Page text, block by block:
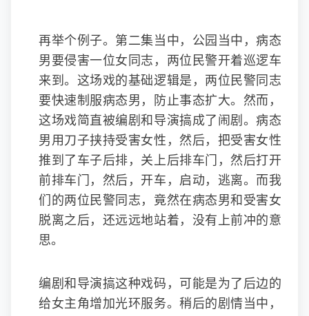
再举个例子。第二集当中，公园当中，病态
男要侵害一位女同志，两位民警开着巡逻车
来到。这场戏的基础逻辑是，两位民警同志
要快速制服病态男，防止事态扩大。然而，
这场戏简直被编剧和导演搞成了闹剧。病态
男用刀子挟持受害女性，然后，把受害女性
推到了车子后排，关上后排车门，然后打开
前排车门，然后，开车，启动，逃离。而我
们的两位民警同志，竟然在病态男和受害女
脱离之后，还远远地站着，没有上前冲的意
思。
编剧和导演搞这种戏码，可能是为了后边的
给女主角增加光环服务。稍后的剧情当中，